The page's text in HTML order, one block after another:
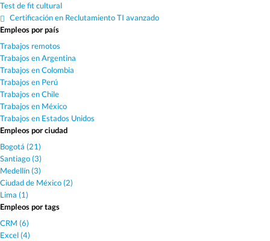
Test de fit cultural
Certificación en Reclutamiento TI avanzado
Empleos por país
Trabajos remotos
Trabajos en Argentina
Trabajos en Colombia
Trabajos en Perú
Trabajos en Chile
Trabajos en México
Trabajos en Estados Unidos
Empleos por ciudad
Bogotá (21)
Santiago (3)
Medellín (3)
Ciudad de México (2)
Lima (1)
Empleos por tags
CRM (6)
Excel (4)